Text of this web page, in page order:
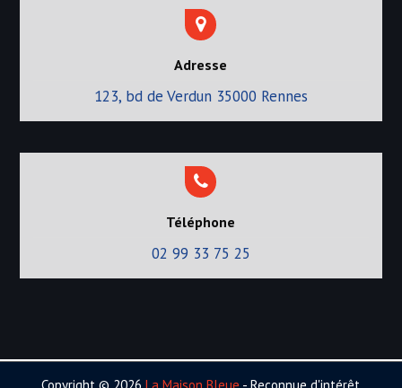
Adresse
123, bd de Verdun 35000 Rennes
Téléphone
02 99 33 75 25